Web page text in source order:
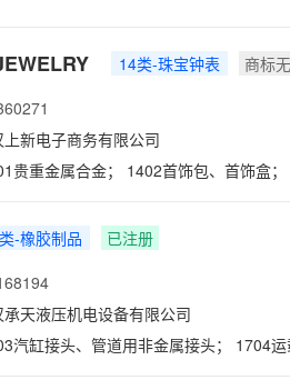
14类-珠宝钟表
商标
上新电子商务有限公司
贵重金属合金； 1402首饰包、首饰盒；
-橡胶制品
已注册
承天液压机电设备有限公司
汽缸接头、管道用非金属接头； 1704运